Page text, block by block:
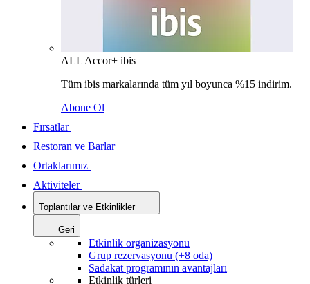
ALL Accor+ ibis
Tüm ibis markalarında tüm yıl boyunca %15 indirim.
Abone Ol
Fırsatlar
Restoran ve Barlar
Ortaklarımız
Aktiviteler
Toplantılar ve Etkinlikler
Geri
Etkinlik organizasyonu
Grup rezervasyonu (+8 oda)
Sadakat programının avantajları
Etkinlik türleri